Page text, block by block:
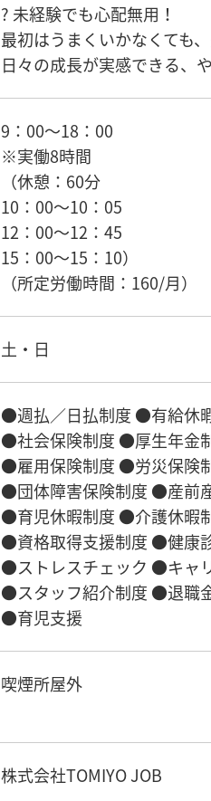
? 未経験でも心配無用！
最初はうまくいかなくても
日々の成長が実感できる、
9：00〜18：00
※実働8時間
（休憩：60分
10：00〜10：05
12：00〜12：45
15：00〜15：10）
（所定労働時間：160/月）
土・日
●週払／日払制度 ●有給休
●社会保険制度 ●厚生年金
●雇用保険制度 ●労災保険
●団体障害保険制度 ●産前
●育児休暇制度 ●介護休暇
●資格取得支援制度 ●健康
●ストレスチェック ●キャ
●スタッフ紹介制度 ●退職
●育児支援
喫煙所屋外
株式会社TOMIYO JOB